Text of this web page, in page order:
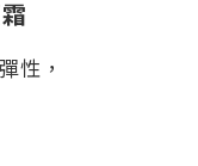
性，